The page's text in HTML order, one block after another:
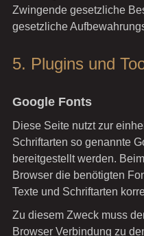
Zwingende gesetzliche
gesetzliche
5. Plugins und
Google Fonts
Diese Seite nutzt zur
Schriftarten so genannte
bereitgestellt werden.
Browser die benötigten
Texte und Schriftarten
Zu diesem Zweck muss
Browser Verbindung zu